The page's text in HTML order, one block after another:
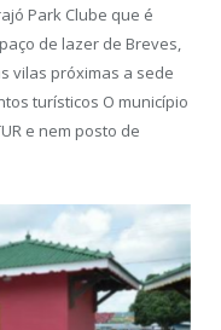
Park Clube que é
de lazer de Breves,
vilas próximas a sede
turísticos O município
e nem posto de